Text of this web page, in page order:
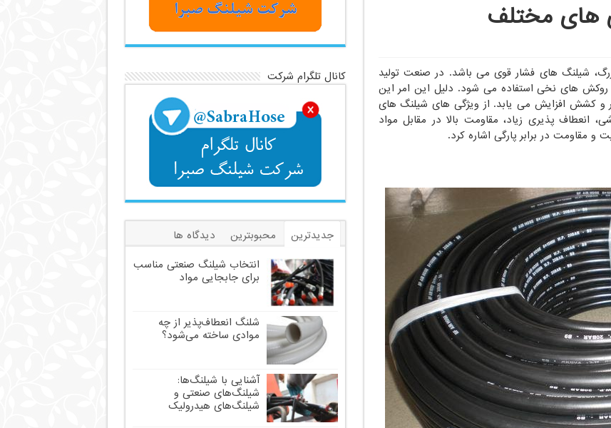
های مختلف
شیلنگ های فشار قوی می باشد. در صنعت تولید
های نخی استفاده می شود. دلیل این امر این
و کشش افزایش می یابد. از ویژگی های شیلنگ های
انعطاف پذیری زیاد، مقاومت بالا در مقابل مواد
مقاومت در برابر پارگی اشاره کرد.
کانال تلگرام شرکت
جدیدترین محبوبترین
دیدگاه ها
برچسب
انتخاب شیلنگ صنعتی مناسب
برای جابجایی مواد
شلنگ انعطاف‌پذیر از چه
موادی ساخته می‌شود؟
آشنایی با شیلنگ‌ها:
شیلنگ‌های صنعتی و
شیلنگ‌های هیدرولیک